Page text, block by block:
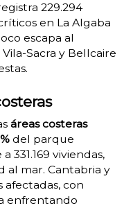
229.294
en La Algaba
escapa al
Sacra y Bellcaire
áreas costeras
del parque
331.169 viviendas,
al mar. Cantabria y
afectadas, con
enfrentando